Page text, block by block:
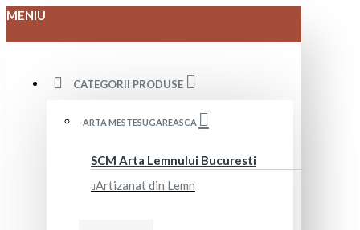
MENIU
CATEGORII PRODUSE
ARTA MESTESUGAREASCA
SCM Arta Lemnului Bucuresti
Artizanat din Lemn